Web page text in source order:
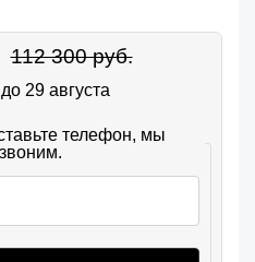
112 300 руб.
29 августа
телефон, мы